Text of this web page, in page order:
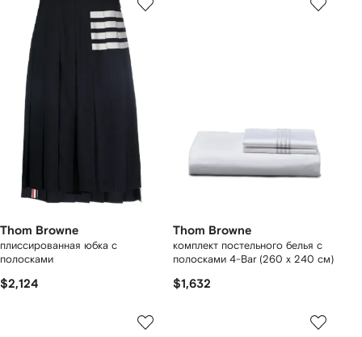
Thom Browne
плиссированная юбка с
полосками
$2,124
Thom Browne
комплект постельного белья с
полосками 4-Bar (260 x 240 см)
$1,632